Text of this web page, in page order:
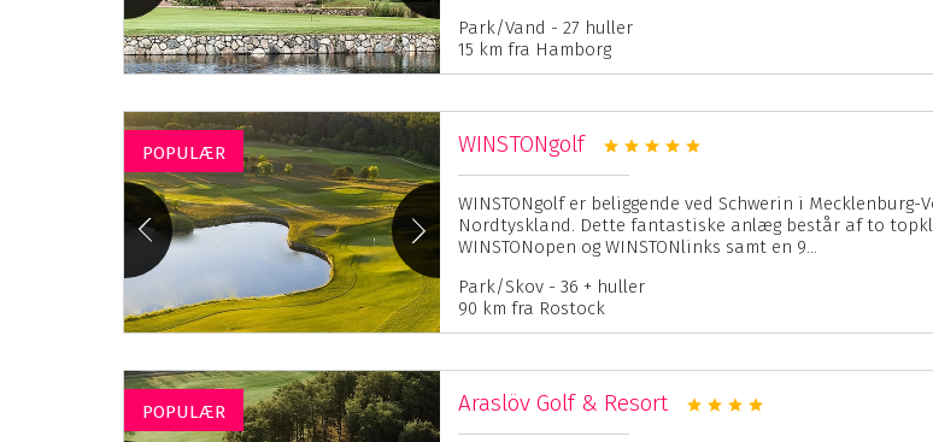
Park/Vand - 27 huller
15 km fra Hamborg
POPULÆR WINSTONgolf
WINSTONgolf er beliggende ved Schwerin i Mecklenburg-
Nordtyskland. Dette fantastiske anlæg består af to
WINSTONopen og WINSTONlinks samt en 9...
Park/Skov - 36 + huller
90 km fra Rostock
POPULÆR Araslöv Golf & Resort